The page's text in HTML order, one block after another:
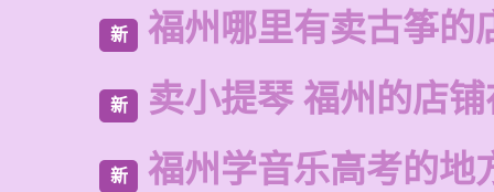
新 福州哪里有卖古筝的
新 卖小提琴 福州的店
新 福州学音乐高考的地